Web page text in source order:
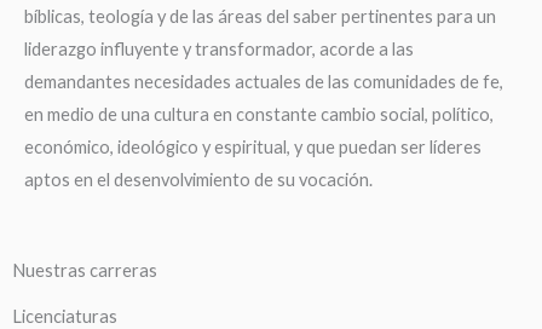
bíblicas, teología y de las áreas del saber pertinentes para un
liderazgo influyente y transformador, acorde a las
demandantes necesidades actuales de las comunidades de fe,
en medio de una cultura en constante cambio social, político,
económico, ideológico y espiritual, y que puedan ser líderes
aptos en el desenvolvimiento de su vocación.
Nuestras carreras
Licenciaturas